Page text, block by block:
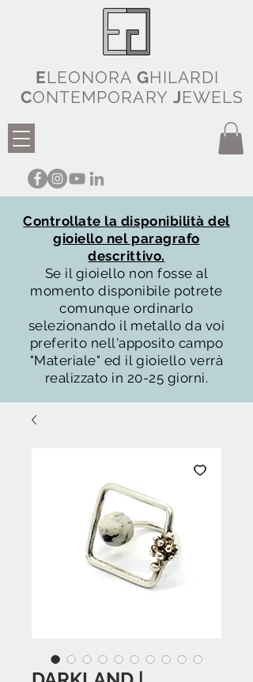
ELEONORA GHILARDI
CONTEMPORARY JEWELS
Controllate la disponibilità del
gioiello nel paragrafo
descrittivo.
Se il gioiello non fosse al
momento disponibile potrete
comunque ordinarlo
selezionando il metallo da voi
preferito nell'apposito campo
"Materiale" ed il gioiello verrà
realizzato in 20-25 giorni.